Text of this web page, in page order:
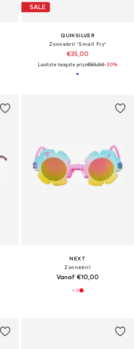
SALE
QUIKSILVER
Zonnebril 'Small Fry'
€35,00
Laatste laagste prijs:€50,00-30%
NEXT
Zonnebril
Vanaf €10,00